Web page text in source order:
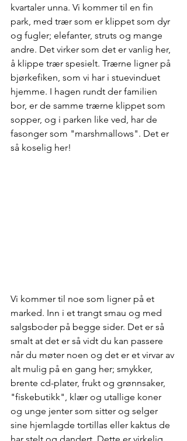
kvartaler unna. Vi kommer til en fin
park, med trær som er klippet som dyr
og fugler; elefanter, struts og mange
andre. Det virker som det er vanlig her,
å klippe trær spesielt. Trærne ligner på
bjørkefiken, som vi har i stuevinduet
hjemme. I hagen rundt der familien
bor, er de samme trærne klippet som
sopper, og i parken like ved, har de
fasonger som "marshmallows". Det er
så koselig her!
Vi kommer til noe som ligner på et
marked. Inn i et trangt smau og med
salgsboder på begge sider. Det er så
smalt at det er så vidt du kan passere
når du møter noen og det er et virvar av
alt mulig på en gang her; smykker,
brente cd-plater, frukt og grønnsaker,
"fiskebutikk", klær og utallige koner
og unge jenter som sitter og selger
sine hjemlagde tortillas eller kaktus de